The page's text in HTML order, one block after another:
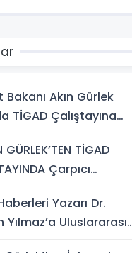
Akın Gürlek
TİGAD Çalıştayına
Medya Düzenlemesi
GÜRLEK’TEN TİGAD
Çarpıcı
Aydınlığa Uyanacağız"
Haberleri Yazarı Dr.
Yılmaz’a Uluslararası